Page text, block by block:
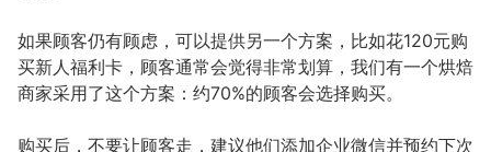
如果顾客仍有顾虑，可以提供另一个方案，比如花120元购
买新人福利卡，顾客通常会觉得非常划算，我们有一个烘焙
商家采用了这个方案：约70%的顾客会选择购买。
购买后，不要让顾客走，建议他们添加企业微信并预约下次